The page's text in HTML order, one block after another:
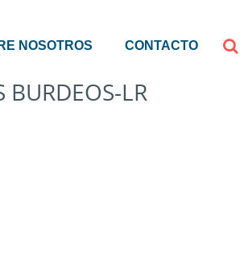
NOSOTROS CONTACTO
BURDEOS-LR